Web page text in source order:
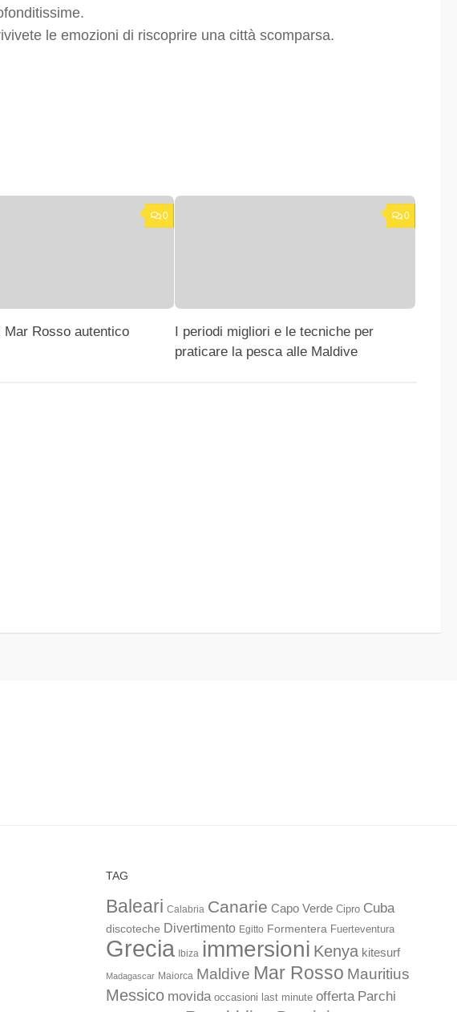
le emozioni di riscoprire una città scomparsa.
0
Mar Rosso autentico
0
I periodi migliori e le tecniche per
praticare la pesca alle Maldive
TAG
Baleari Calabria Canarie Capo Verde Cipro Cuba
discoteche Divertimento Egitto Formentera Fuerteventura
Grecia Ibiza immersioni Kenya kitesurf
Madagascar Maiorca Maldive Mar Rosso Mauritius
Messico movida occasioni last minute offerta Parchi